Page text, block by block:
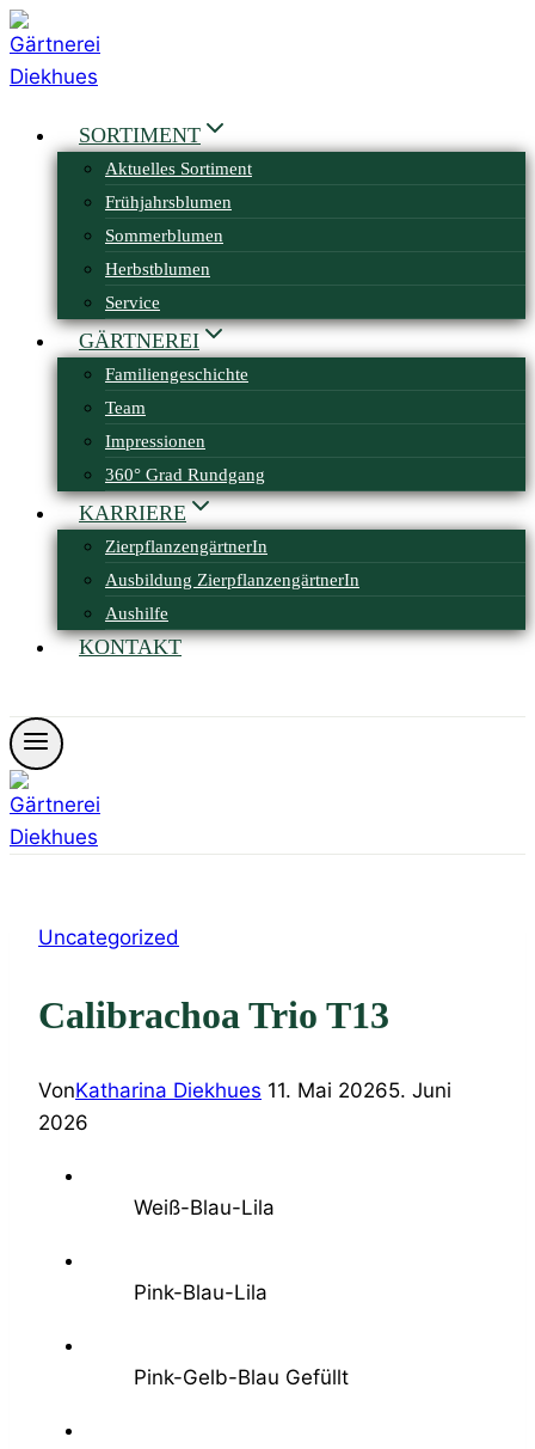
Zum
Inhalt
springen
SORTIMENT
Aktuelles Sortiment
Frühjahrsblumen
Sommerblumen
Herbstblumen
Service
GÄRTNEREI
Familiengeschichte
Team
Impressionen
360° Grad Rundgang
KARRIERE
ZierpflanzengärtnerIn
Ausbildung ZierpflanzengärtnerIn
Aushilfe
KONTAKT
Uncategorized
Calibrachoa Trio T13
VonKatharina Diekhues 11. Mai 20265. Juni
2026
Weiß-Blau-Lila
Pink-Blau-Lila
Pink-Gelb-Blau Gefüllt